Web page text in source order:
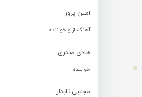
امین پرور
آهنگساز و خواننده
هادی صدری
خواننده
مجتبی تابدار